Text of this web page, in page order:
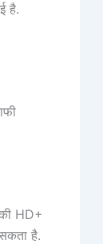
है.
HD+
है.